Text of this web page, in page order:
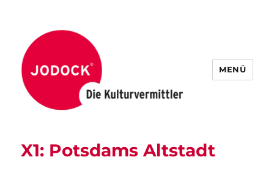
MENÜ
X1: Potsdams Altstadt